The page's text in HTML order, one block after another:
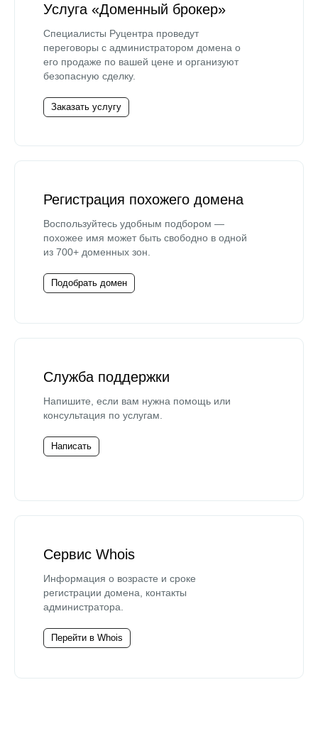
Услуга «Доменный брокер»
Специалисты Руцентра проведут
переговоры с администратором домена о
его продаже по вашей цене и организуют
безопасную сделку.
Заказать услугу
Регистрация похожего домена
Воспользуйтесь удобным подбором —
похожее имя может быть свободно в одной
из 700+ доменных зон.
Подобрать домен
Служба поддержки
Напишите, если вам нужна помощь или
консультация по услугам.
Написать
Сервис Whois
Информация о возрасте и сроке
регистрации домена, контакты
администратора.
Перейти в Whois